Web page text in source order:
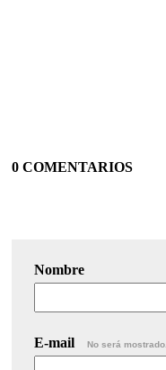
0 COMENTARIOS
Nombre
E-mail No será mostrado.